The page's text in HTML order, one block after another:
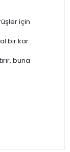
için
bir kar
buna